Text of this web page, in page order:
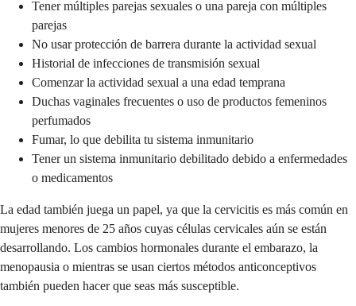
Tener múltiples parejas sexuales o una pareja con múltiples
parejas
No usar protección de barrera durante la actividad sexual
Historial de infecciones de transmisión sexual
Comenzar la actividad sexual a una edad temprana
Duchas vaginales frecuentes o uso de productos femeninos
perfumados
Fumar, lo que debilita tu sistema inmunitario
Tener un sistema inmunitario debilitado debido a enfermedades
o medicamentos
La edad también juega un papel, ya que la cervicitis es más común en
mujeres menores de 25 años cuyas células cervicales aún se están
desarrollando. Los cambios hormonales durante el embarazo, la
menopausia o mientras se usan ciertos métodos anticonceptivos
también pueden hacer que seas más susceptible.